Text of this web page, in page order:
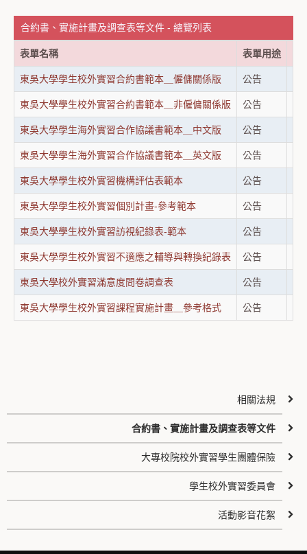
合約書、實施計畫及調查表等文件 - 總覽列表
表單名稱 表單用途
東吳大學學生校外實習合約書範本＿僱傭關係版 公告
東吳大學學生校外實習合約書範本＿非僱傭關係版 公告
東吳大學學生海外實習合作協議書範本＿中文版 公告
東吳大學學生海外實習合作協議書範本＿英文版 公告
東吳大學學生校外實習機構評估表範本 公告
東吳大學學生校外實習個別計畫-參考範本 公告
東吳大學學生校外實習訪視紀錄表-範本 公告
東吳大學學生校外實習不適應之輔導與轉換紀錄表 公告
東吳大學校外實習滿意度問卷調查表 公告
東吳大學學生校外實習課程實施計畫＿參考格式 公告
相關法規
合約書、實施計畫及調查表等文件
大專校院校外實習學生團體保險
學生校外實習委員會
活動影音花絮